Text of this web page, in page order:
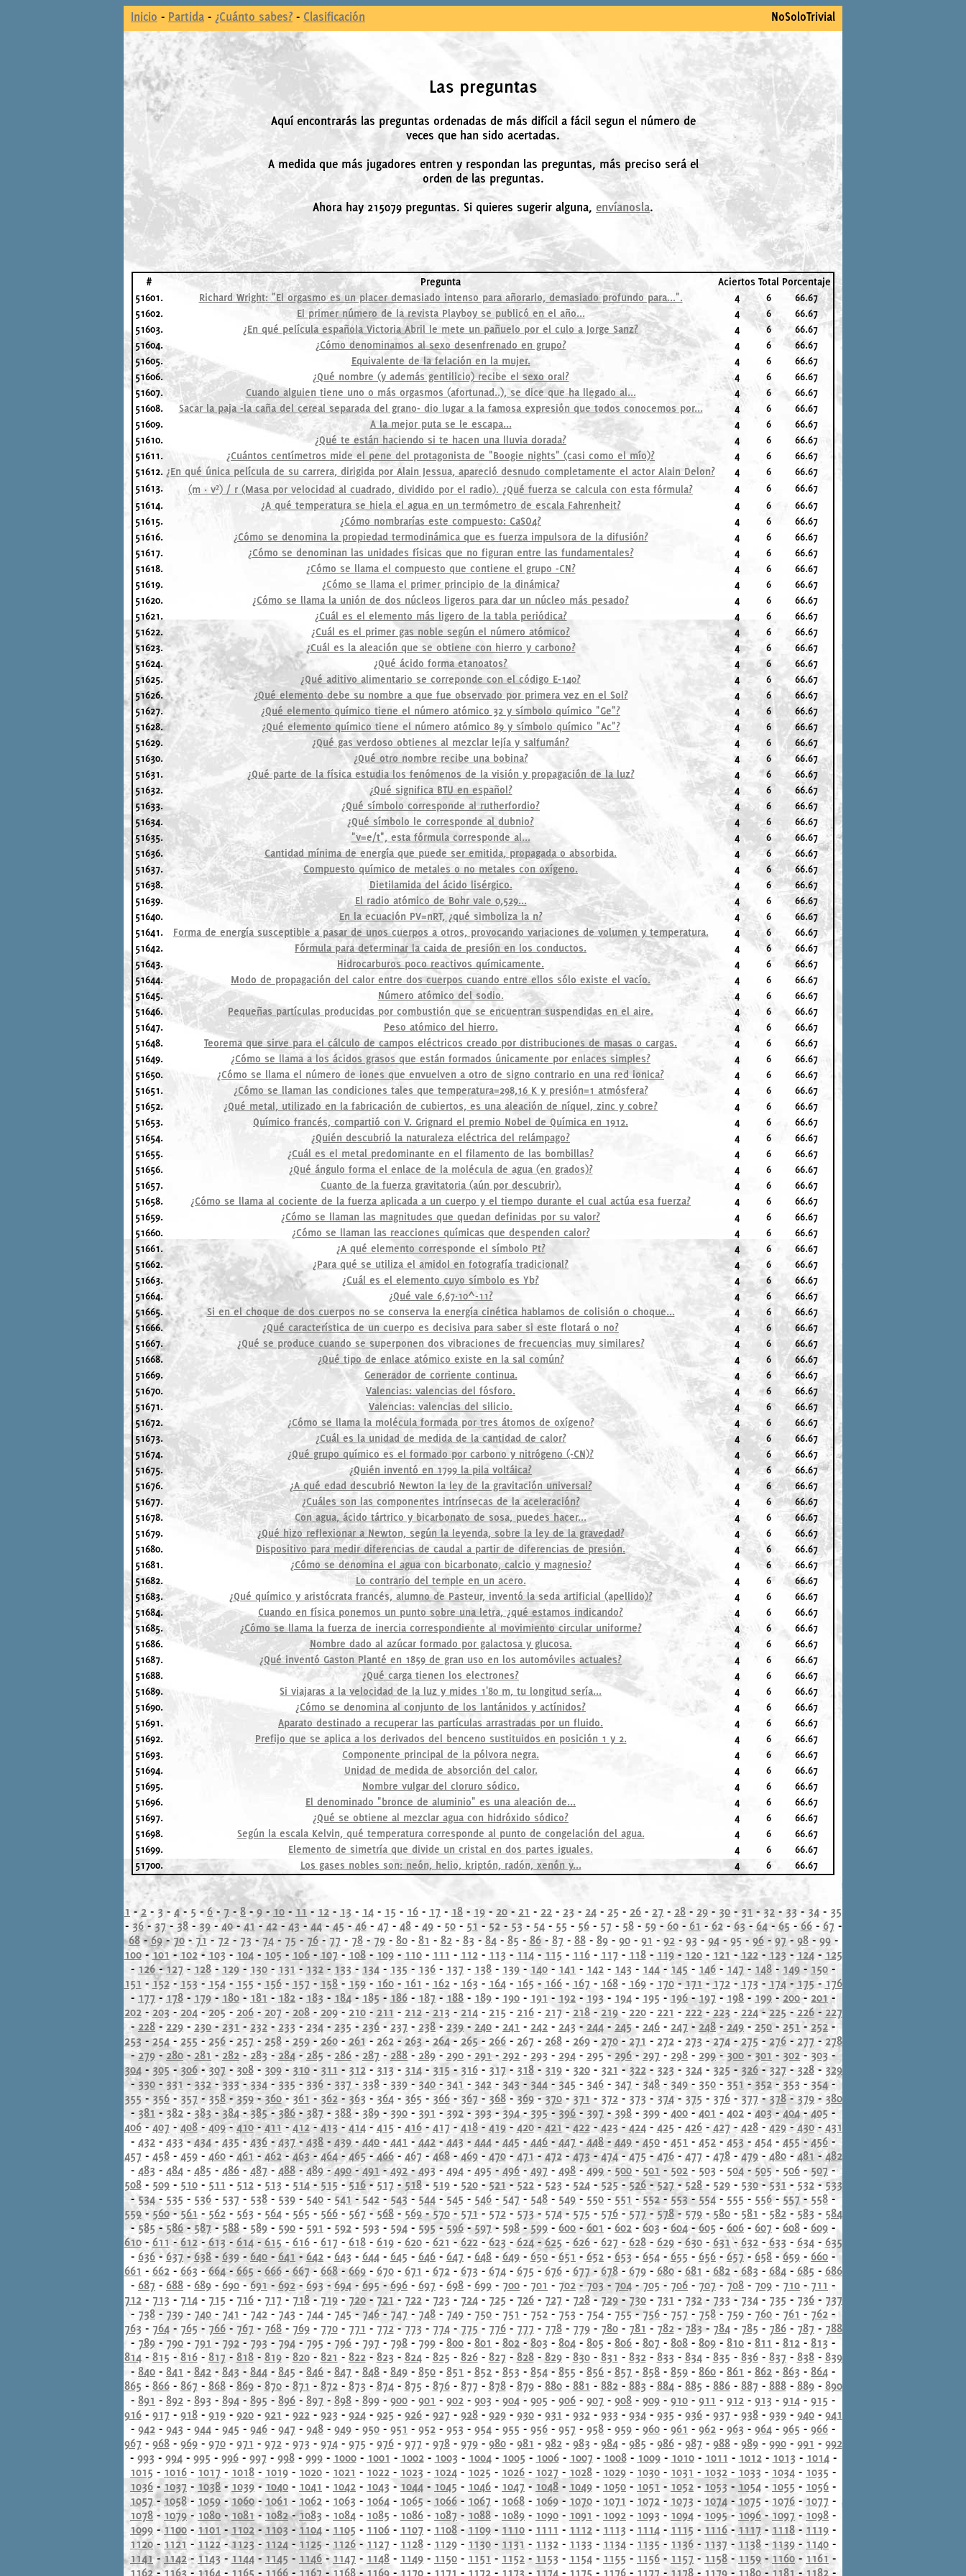
Inicio - Partida - ¿Cuánto sabes? - Clasificación NoSoloTrivial
Las preguntas
Aquí encontrarás las preguntas ordenadas de más difícil a fácil segun el número de
veces que han sido acertadas.
A medida que más jugadores entren y respondan las preguntas, más preciso será el
orden de las preguntas.
Ahora hay 215079 preguntas. Si quieres sugerir alguna, envíanosla.
# Pregunta Aciertos Total Porcentaje
51601.
Richard Wright: "El orgasmo es un placer demasiado intenso para añorarlo, demasiado profundo para...". 4 6
66.67
51602.
El primer número de la revista Playboy se publicó en el año... 4 6
66.67
51603.
¿En qué película española Victoria Abril le mete un pañuelo por el culo a Jorge Sanz? 4 6
66.67
51604.
¿Cómo denominamos al sexo desenfrenado en grupo? 4 6
66.67
51605.
Equivalente de la felación en la mujer. 4 6
66.67
51606.
¿Qué nombre (y además gentilicio) recibe el sexo oral? 4 6
66.67
51607.
Cuando alguien tiene uno o más orgasmos (afortunad..), se dice que ha llegado al... 4 6
66.67
51608.
Sacar la paja -la caña del cereal separada del grano- dio lugar a la famosa expresión que todos conocemos por... 4 6
66.67
51609.
A la mejor puta se le escapa... 4 6
66.67
51610.
¿Qué te están haciendo si te hacen una lluvia dorada? 4 6
66.67
51611.
¿Cuántos centímetros mide el pene del protagonista de "Boogie nights" (casi como el mío)? 4 6
66.67
51612. ¿En qué única película de su carrera, dirigida por Alain Jessua, apareció desnudo completamente el actor Alain Delon? 4 6
66.67
51613.
(m · v²) / r (Masa por velocidad al cuadrado, dividido por el radio). ¿Qué fuerza se calcula con esta fórmula? 4 6
66.67
51614.
¿A qué temperatura se hiela el agua en un termómetro de escala Fahrenheit? 4 6
66.67
51615.
¿Cómo nombrarías este compuesto: CaSO4? 4 6
66.67
51616.
¿Cómo se denomina la propiedad termodinámica que es fuerza impulsora de la difusión? 4 6
66.67
51617.
¿Cómo se denominan las unidades físicas que no figuran entre las fundamentales? 4 6
66.67
51618.
¿Cómo se llama el compuesto que contiene el grupo -CN? 4 6
66.67
51619.
¿Cómo se llama el primer principio de la dinámica? 4 6
66.67
51620.
¿Cómo se llama la unión de dos núcleos ligeros para dar un núcleo más pesado? 4 6
66.67
51621.
¿Cuál es el elemento más ligero de la tabla periódica? 4 6
66.67
51622.
¿Cuál es el primer gas noble según el número atómico? 4 6
66.67
51623.
¿Cuál es la aleación que se obtiene con hierro y carbono? 4 6
66.67
51624.
¿Qué ácido forma etanoatos? 4 6
66.67
51625.
¿Qué aditivo alimentario se correponde con el código E-140? 4 6
66.67
51626.
¿Qué elemento debe su nombre a que fue observado por primera vez en el Sol? 4 6
66.67
51627.
¿Qué elemento químico tiene el número atómico 32 y símbolo químico "Ge"? 4 6
66.67
51628.
¿Qué elemento químico tiene el número atómico 89 y símbolo químico "Ac"? 4 6
66.67
51629.
¿Qué gas verdoso obtienes al mezclar lejía y salfumán? 4 6
66.67
51630.
¿Qué otro nombre recibe una bobina? 4 6
66.67
51631.
¿Qué parte de la física estudia los fenómenos de la visión y propagación de la luz? 4 6
66.67
51632.
¿Qué significa BTU en español? 4 6
66.67
51633.
¿Qué símbolo corresponde al rutherfordio? 4 6
66.67
51634.
¿Qué símbolo le corresponde al dubnio? 4 6
66.67
51635.
"v=e/t", esta fórmula corresponde al... 4 6
66.67
51636.
Cantidad mínima de energía que puede ser emitida, propagada o absorbida. 4 6
66.67
51637.
Compuesto químico de metales o no metales con oxígeno. 4 6
66.67
51638.
Dietilamida del ácido lisérgico. 4 6
66.67
51639.
El radio atómico de Bohr vale 0,529... 4 6
66.67
51640.
En la ecuación PV=nRT, ¿qué simboliza la n? 4 6
66.67
51641.
Forma de energía susceptible a pasar de unos cuerpos a otros, provocando variaciones de volumen y temperatura. 4 6
66.67
51642.
Fórmula para determinar la caida de presión en los conductos. 4 6
66.67
51643.
Hidrocarburos poco reactivos químicamente. 4 6
66.67
51644.
Modo de propagación del calor entre dos cuerpos cuando entre ellos sólo existe el vacío. 4 6
66.67
51645.
Número atómico del sodio. 4 6
66.67
51646.
Pequeñas partículas producidas por combustión que se encuentran suspendidas en el aire. 4 6
66.67
51647.
Peso atómico del hierro. 4 6
66.67
51648.
Teorema que sirve para el cálculo de campos eléctricos creado por distribuciones de masas o cargas. 4 6
66.67
51649.
¿Cómo se llama a los ácidos grasos que están formados únicamente por enlaces simples? 4 6
66.67
51650.
¿Cómo se llama el número de iones que envuelven a otro de signo contrario en una red ionica? 4 6
66.67
51651.
¿Cómo se llaman las condiciones tales que temperatura=298,16 K y presión=1 atmósfera? 4 6
66.67
51652.
¿Qué metal, utilizado en la fabricación de cubiertos, es una aleación de níquel, zinc y cobre? 4 6
66.67
51653.
Químico francés, compartió con V. Grignard el premio Nobel de Química en 1912. 4 6
66.67
51654.
¿Quién descubrió la naturaleza eléctrica del relámpago? 4 6
66.67
51655.
¿Cuál es el metal predominante en el filamento de las bombillas? 4 6
66.67
51656.
¿Qué ángulo forma el enlace de la molécula de agua (en grados)? 4 6
66.67
51657.
Cuanto de la fuerza gravitatoria (aún por descubrir). 4 6
66.67
51658.
¿Cómo se llama al cociente de la fuerza aplicada a un cuerpo y el tiempo durante el cual actúa esa fuerza? 4 6
66.67
51659.
¿Cómo se llaman las magnitudes que quedan definidas por su valor? 4 6
66.67
51660.
¿Cómo se llaman las reacciones químicas que despenden calor? 4 6
66.67
51661.
¿A qué elemento corresponde el símbolo Pt? 4 6
66.67
51662.
¿Para qué se utiliza el amidol en fotografía tradicional? 4 6
66.67
51663.
¿Cuál es el elemento cuyo símbolo es Yb? 4 6
66.67
51664.
¿Qué vale 6,67·10^-11? 4 6
66.67
51665.
Si en el choque de dos cuerpos no se conserva la energía cinética hablamos de colisión o choque... 4 6
66.67
51666.
¿Qué característica de un cuerpo es decisiva para saber si este flotará o no? 4 6
66.67
51667.
¿Qué se produce cuando se superponen dos vibraciones de frecuencias muy similares? 4 6
66.67
51668.
¿Qué tipo de enlace atómico existe en la sal común? 4 6
66.67
51669.
Generador de corriente continua. 4 6
66.67
51670.
Valencias: valencias del fósforo. 4 6
66.67
51671.
Valencias: valencias del silicio. 4 6
66.67
51672.
¿Cómo se llama la molécula formada por tres átomos de oxígeno? 4 6
66.67
51673.
¿Cuál es la unidad de medida de la cantidad de calor? 4 6
66.67
51674.
¿Qué grupo químico es el formado por carbono y nitrógeno (-CN)? 4 6
66.67
51675.
¿Quién inventó en 1799 la pila voltáica? 4 6
66.67
51676.
¿A qué edad descubrió Newton la ley de la gravitación universal? 4 6
66.67
51677.
¿Cuáles son las componentes intrínsecas de la aceleración? 4 6
66.67
51678.
Con agua, ácido tártrico y bicarbonato de sosa, puedes hacer... 4 6
66.67
51679.
¿Qué hizo reflexionar a Newton, según la leyenda, sobre la ley de la gravedad? 4 6
66.67
51680.
Dispositivo para medir diferencias de caudal a partir de diferencias de presión. 4 6
66.67
51681.
¿Cómo se denomina el agua con bicarbonato, calcio y magnesio? 4 6
66.67
51682.
Lo contrario del temple en un acero. 4 6
66.67
51683.
¿Qué químico y aristócrata francés, alumno de Pasteur, inventó la seda artificial (apellido)? 4 6
66.67
51684.
Cuando en física ponemos un punto sobre una letra, ¿qué estamos indicando? 4 6
66.67
51685.
¿Cómo se llama la fuerza de inercia correspondiente al movimiento circular uniforme? 4 6
66.67
51686.
Nombre dado al azúcar formado por galactosa y glucosa. 4 6
66.67
51687.
¿Qué inventó Gaston Planté en 1859 de gran uso en los automóviles actuales? 4 6
66.67
51688.
¿Qué carga tienen los electrones? 4 6
66.67
51689.
Si viajaras a la velocidad de la luz y mides 1'80 m, tu longitud sería... 4 6
66.67
51690.
¿Cómo se denomina al conjunto de los lantánidos y actínidos? 4 6
66.67
51691.
Aparato destinado a recuperar las partículas arrastradas por un fluido. 4 6
66.67
51692.
Prefijo que se aplica a los derivados del benceno sustituidos en posición 1 y 2. 4 6
66.67
51693.
Componente principal de la pólvora negra. 4 6
66.67
51694.
Unidad de medida de absorción del calor. 4 6
66.67
51695.
Nombre vulgar del cloruro sódico. 4 6
66.67
51696.
El denominado "bronce de aluminio" es una aleación de... 4 6
66.67
51697.
¿Qué se obtiene al mezclar agua con hidróxido sódico? 4 6
66.67
51698.
Según la escala Kelvin, qué temperatura corresponde al punto de congelación del agua. 4 6
66.67
51699.
Elemento de simetría que divide un cristal en dos partes iguales. 4 6
66.67
51700.
Los gases nobles son: neón, helio, kriptón, radón, xenón y... 4 6 66.67
1 -2 - 3- 4- 5 -6- 7 -8-9- 10 - 11- 12 - 13 - 14 - 15 - 16 - 17 - 18 - 19 - 20 - 21 - 22 - 23 - 24 - 25 - 26 - 27 - 28 - 29 - 30-31 - 32 -33 - 34 - 35
- 36- 37- 38-39-40-41- 42- 43 -44- 45 - 46- 47 - 48- 49- 50- 51 - 52- 53 - 54- 55 - 56- 57 - 58- 59- 60- 61 - 62- 63 - 64- 65 - 66- 67 -
68-69-70- 71- 72- 73 -74- 75 - 76-77 - 78- 79- 80- 81 - 82- 83 - 84- 85 - 86- 87 - 88- 89- 90- 91 -92- 93 - 94- 95- 96-97- 98- 99-
100-101 -102- 103 - 104- 105 - 106- 107-108- 109- 110- 111 - 112- 113 - 114- 115 - 116- 117 - 118- 119- 120- 121 - 122- 123 -124- 125
- 126 -127 - 128 - 129 - 130 - 131- 132 - 133 - 134 - 135 - 136 - 137 - 138 - 139 - 140 - 141 - 142 - 143 - 144 - 145 - 146 - 147 - 148 - 149 - 150 -
151 - 152- 153- 154- 155 - 156- 157 - 158- 159- 160- 161 - 162- 163 - 164- 165 - 166- 167 - 168- 169- 170-171-172- 173- 174- 175 -176
- 177 - 178 - 179- 180 - 181 - 182 - 183 - 184 - 185 - 186 - 187 - 188 - 189 - 190 - 191 - 192 - 193 - 194 - 195 - 196-197 - 198 - 199 - 200- 201-
202- 203 - 204- 205- 206- 207 - 208- 209- 210- 211 - 212-213 - 214- 215 - 216- 217 - 218- 219- 220- 221 - 222- 223- 224-225- 226- 227
- 228- 229 - 230 - 231 - 232 - 233 - 234 - 235 - 236 -237 - 238 - 239 - 240 - 241 - 242 - 243 -244 - 245- 246 - 247- 248 -249 - 250- 251 -252-
253 -254- 255 - 256- 257 - 258- 259- 260-261 - 262-263- 264- 265- 266- 267 - 268- 269- 270-271 - 272- 273 -274-275 - 276- 277 -278
-279 -280- 281 - 282 -283 - 284 -285 - 286 - 287 - 288 - 289 - 290 - 291- 292 - 293 - 294 - 295- 296- 297 - 298 - 299- 300 -301 - 302 - 303 -
304-305-306-307- 308- 309- 310- 311 - 312- 313 - 314- 315- 316- 317 - 318- 319- 320- 321 - 322- 323 - 324- 325 - 326-327-328- 329
- 330 - 331 - 332-333-334 - 335 - 336 - 337 - 338 - 339 - 340 - 341 - 342 - 343- 344 - 345 - 346 - 347 - 348 - 349 - 350 - 351-352 -353 - 354-
355 - 356-357-358-359-360- 361 - 362- 363 - 364- 365 - 366-367 -368-369-370- 371 - 372- 373 - 374- 375 - 376-377-378- 379- 380
- 381 - 382- 383- 384-385-386 - 387 - 388- 389 - 390 - 391 - 392 -393 -394 - 395 -396- 397 - 398 - 399 - 400 - 401 - 402 - 403-404-405 -
406-407 -408-409-410- 411-412-413- 414- 415 - 416- 417 - 418- 419- 420- 421- 422- 423- 424- 425 - 426- 427 - 428-429-430- 431
- 432 - 433-434- 435 - 436 -437- 438 - 439 -440 - 441 - 442 -443 - 444 - 445 - 446 -447 -448- 449 -450 - 451 - 452 - 453 - 454 - 455-456 -
457 - 458- 459- 460-461 - 462-463 -464-465-466- 467 - 468- 469- 470- 471- 472- 473-474-475 -476- 477 - 478- 479- 480- 481 -482
- 483 - 484 - 485 - 486 - 487 - 488 -489 -490-491 -492 -493 - 494 - 495 - 496 - 497 - 498 - 499- 500 -501 - 502 - 503 - 504 -505 - 506 - 507-
508- 509- 510- 511 - 512- 513 - 514- 515-516- 517 -518- 519- 520- 521 - 522- 523 - 524- 525- 526-527 -528- 529- 530-531 - 532-533
- 534 - 535 - 536 - 537 - 538 - 539 - 540 - 541 - 542 - 543- 544 - 545 - 546 - 547 - 548 - 549 - 550 -551 -552 -553- 554 - 555 - 556- 557 - 558 -
559-560-561 - 562- 563 - 564- 565 - 566- 567 - 568- 569-570- 571- 572- 573- 574- 575 - 576- 577 -578-579- 580- 581 - 582-583 - 584
- 585 -586-587 - 588 - 589 - 590 - 591 - 592 - 593 - 594 - 595- 596 -597- 598 - 599 - 600 - 601 - 602 - 603 - 604-605 - 606 - 607 - 608 - 609 -
610- 611 -612-613-614-615 - 616- 617 - 618- 619- 620- 621 - 622-623 - 624-625- 626- 627 - 628- 629- 630- 631 -632- 633 - 634- 635
- 636-637-638 - 639 - 640 - 641 -642 - 643 - 644 - 645 - 646 - 647 - 648 - 649 - 650 - 651 - 652 - 653 - 654 - 655 - 656 -657- 658 - 659 - 660 -
661 - 662- 663 -664- 665 - 666- 667- 668-669- 670- 671 - 672- 673 - 674- 675 - 676- 677- 678- 679- 680- 681 - 682-683 - 684- 685 - 686
- 687 - 688 - 689 - 690-691 - 692- 693 -694 - 695-696 - 697 - 698 - 699 - 700 - 701 - 702 -703- 704 -705 - 706 - 707 - 708 - 709 - 710 - 711 -
712- 713 - 714- 715 - 716- 717 - 718-719- 720- 721 - 722- 723 - 724- 725 - 726- 727 - 728- 729-730- 731 - 732- 733 - 734- 735 - 736- 737
- 738 - 739 - 740 - 741 - 742 - 743 - 744 - 745- 746 - 747 - 748 - 749 - 750 - 751 - 752 - 753 - 754 - 755- 756 - 757 - 758 - 759 - 760 - 761 - 762 -
763 - 764- 765 - 766- 767 - 768- 769- 770- 771 - 772- 773 - 774- 775 - 776- 777 - 778- 779- 780- 781 - 782- 783 - 784- 785 - 786- 787 - 788
- 789 - 790 - 791 - 792 - 793 - 794 - 795 - 796 - 797 - 798 - 799 - 800 - 801 - 802 - 803 - 804 - 805 - 806 - 807 - 808 - 809 - 810 - 811 - 812 - 813 -
814- 815 - 816- 817 - 818- 819- 820- 821 - 822- 823 - 824- 825 - 826- 827 - 828- 829- 830- 831 - 832- 833 - 834- 835 - 836- 837 - 838- 839
- 840 - 841 - 842 - 843 - 844 - 845 - 846 - 847 - 848 - 849 - 850 - 851 - 852 - 853 - 854 - 855 - 856 - 857 - 858 - 859 - 860 - 861 - 862 - 863 - 864 -
865 - 866- 867 - 868- 869- 870- 871 - 872- 873 - 874- 875 - 876- 877 - 878- 879- 880- 881 - 882- 883 - 884- 885 - 886- 887 - 888- 889- 890
- 891 - 892 - 893 - 894 - 895 - 896 - 897 - 898 - 899 - 900 - 901 - 902 - 903 - 904 - 905 - 906 - 907 - 908 - 909 - 910 - 911 - 912 - 913 - 914 - 915 -
916- 917 - 918- 919- 920- 921 - 922- 923 - 924- 925 - 926- 927 - 928- 929- 930- 931 - 932- 933 - 934- 935 - 936- 937 - 938- 939- 940- 941
- 942 - 943 - 944 - 945 - 946 - 947 - 948 - 949 - 950 - 951 - 952 - 953 - 954 - 955 - 956 - 957 - 958 - 959 - 960 - 961 - 962 - 963 - 964 - 965 - 966 -
967 - 968- 969- 970- 971 - 972- 973 - 974- 975 - 976- 977 - 978- 979- 980- 981 - 982- 983 - 984- 985 - 986- 987 - 988- 989- 990- 991 - 992
- 993 - 994- 995 - 996- 997 - 998- 999- 1000- 1001 - 1002- 1003 - 1004- 1005 - 1006- 1007 - 1008- 1009- 1010- 1011 - 1012- 1013 - 1014-
1015 - 1016 - 1017 - 1018 - 1019 - 1020 - 1021 - 1022 - 1023 - 1024 - 1025 - 1026 - 1027 - 1028 - 1029 - 1030 - 1031 - 1032 - 1033 - 1034 - 1035 -
1036 - 1037 - 1038 - 1039 - 1040 - 1041 - 1042 - 1043 -1044 - 1045 - 1046 - 1047 - 1048 - 1049 - 1050 - 1051 - 1052 -1053- 1054 - 1055 - 1056 -
1057- 1058- 1059-1060- 1061 - 1062 - 1063 - 1064 - 1065 - 1066 - 1067 - 1068 - 1069 - 1070 - 1071 - 1072 - 1073 - 1074 -1075 - 1076 -1077 -
1078 - 1079 - 1080 - 1081 - 1082-1083 - 1084 - 1085 - 1086 - 1087 - 1088 - 1089 - 1090 - 1091 - 1092 - 1093 - 1094 - 1095-1096-1097 -1098 -
1099 -1100 - 1101 - 1102-1103 -1104 - 1105 - 1106 - 1107 - 1108 - 1109 - 1110 - 1111 - 1112 - 1113 - 1114 - 1115 - 1116- 1117 - 1118 - 1119 -
1120- 1121 - 1122-1123- 1124 - 1125 - 1126 - 1127 - 1128 - 1129 - 1130 - 1131 - 1132 - 1133 - 1134 - 1135 - 1136 - 1137 - 1138 -1139 - 1140 -
1141-1142- 1143 - 1144 - 1145 - 1146- 1147 - 1148 - 1149 - 1150 - 1151 - 1152 - 1153 - 1154 - 1155 - 1156- 1157 - 1158 - 1159 -1160 - 1161 -
1162-1163 -1164 - 1165 - 1166 - 1167 - 1168 - 1169 - 1170 - 1171 - 1172 - 1173 - 1174 - 1175 - 1176 - 1177 - 1178 - 1179 - 1180 - 1181 -1182 -